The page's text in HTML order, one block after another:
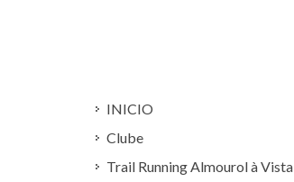
INICIO
Clube
Trail Running Almourol à Vista